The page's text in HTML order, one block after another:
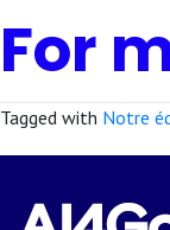
For
Tagged with Notre